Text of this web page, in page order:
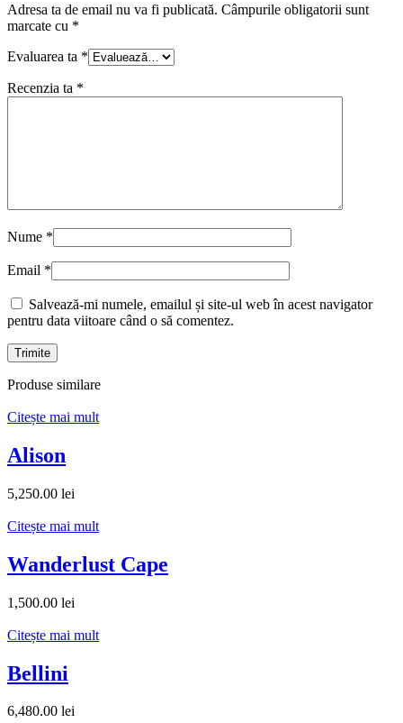
Adresa ta de email nu va fi publicată. Câmpurile obligatorii sunt
marcate cu *
Evaluarea ta *
Recenzia ta *
Nume *
Email *
Salvează-mi numele, emailul și site-ul web în acest navigator
pentru data viitoare când o să comentez.
Produse similare
Citește mai mult
Alison
5,250.00 lei
Citește mai mult
Wanderlust Cape
1,500.00 lei
Citește mai mult
Bellini
6,480.00 lei